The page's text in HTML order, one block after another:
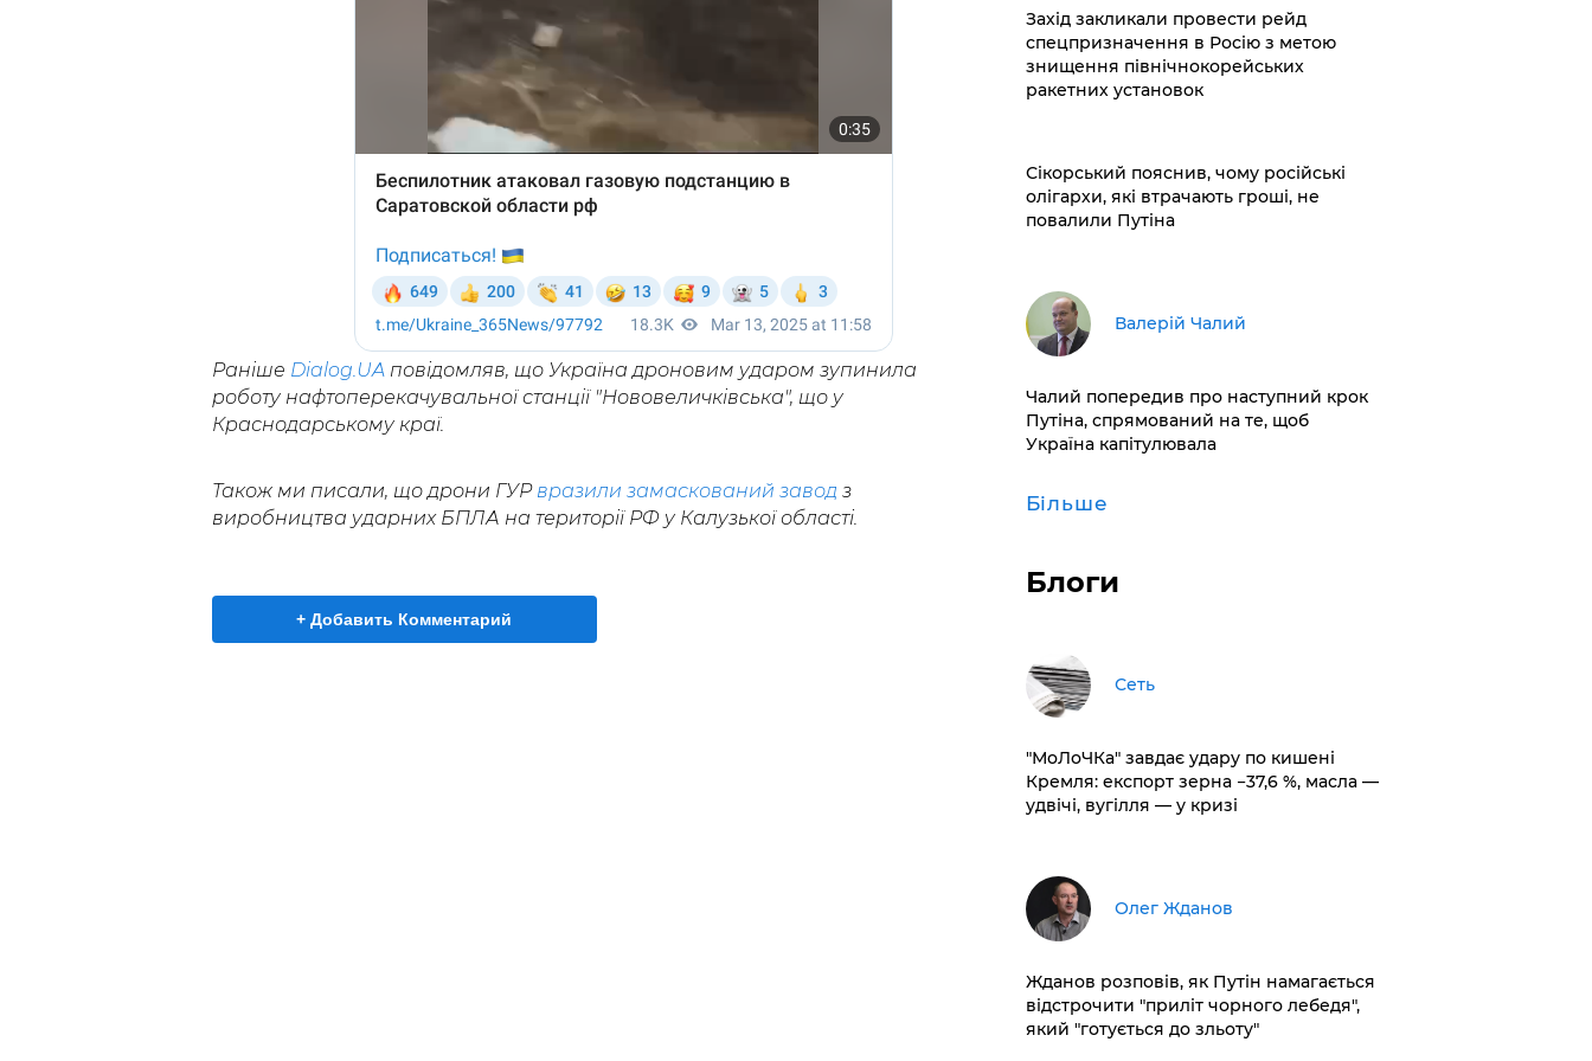
Раніше Dialog.UAповідомляв, що Україна дроновим ударом зупинила
роботу нафтоперекачувальної станції "Нововеличківська", що у
Краснодарському краї.
Також ми писали, що дрони ГУР вразили замаскований завод з
виробництва ударних БПЛА на території РФ у Калузької області.
+ Добавить Комментарий
​Захід закликали провести рейд
спецпризначення в Росію з метою
знищення північнокорейських
ракетних установок
​Сікорський пояснив, чому російські
олігархи, які втрачають гроші, не
повалили Путіна
Валерій Чалий
​Чалий попередив про наступний крок
Путіна, спрямований на те, щоб
Україна капітулювала
Більше
Блоги
Сеть
​"МоЛоЧКа" завдає удару по кишені
Кремля: експорт зерна −37,6 %, масла —
удвічі, вугілля — у кризі
Олег Жданов
Жданов розповів, як Путін намагається
відстрочити "приліт чорного лебедя",
який "готується до зльоту"